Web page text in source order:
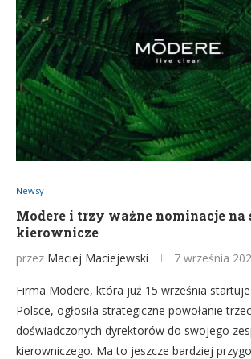
Newsy
Modere i trzy ważne nominacje
kierownicze
przez Maciej Maciejewski 7 września
Firma Modere, która już 15 września
Polsce, ogłosiła strategiczne powołanie
doświadczonych dyrektorów do swojego
kierowniczego. Ma to jeszcze bardziej